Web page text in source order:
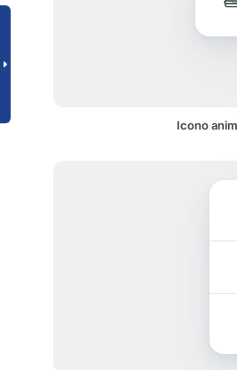
Icono